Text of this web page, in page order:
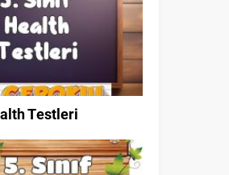
Testleri